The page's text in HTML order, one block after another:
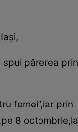
părerea prin
femei”,iar prin
8 octombrie,la